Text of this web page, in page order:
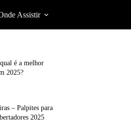
Assistir
é a melhor
2025?
– Palpites para
2025